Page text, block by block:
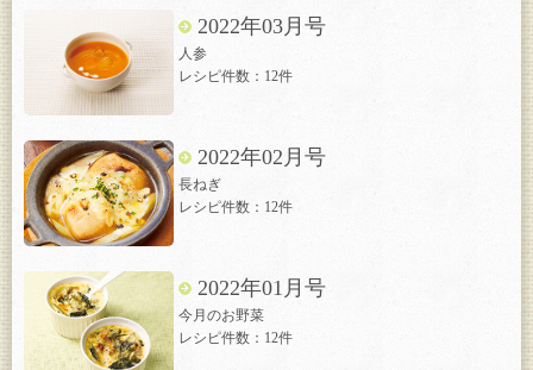
2022年03月号
人参
レシピ件数：12件
2022年02月号
長ねぎ
レシピ件数：12件
2022年01月号
今月のお野菜
レシピ件数：12件